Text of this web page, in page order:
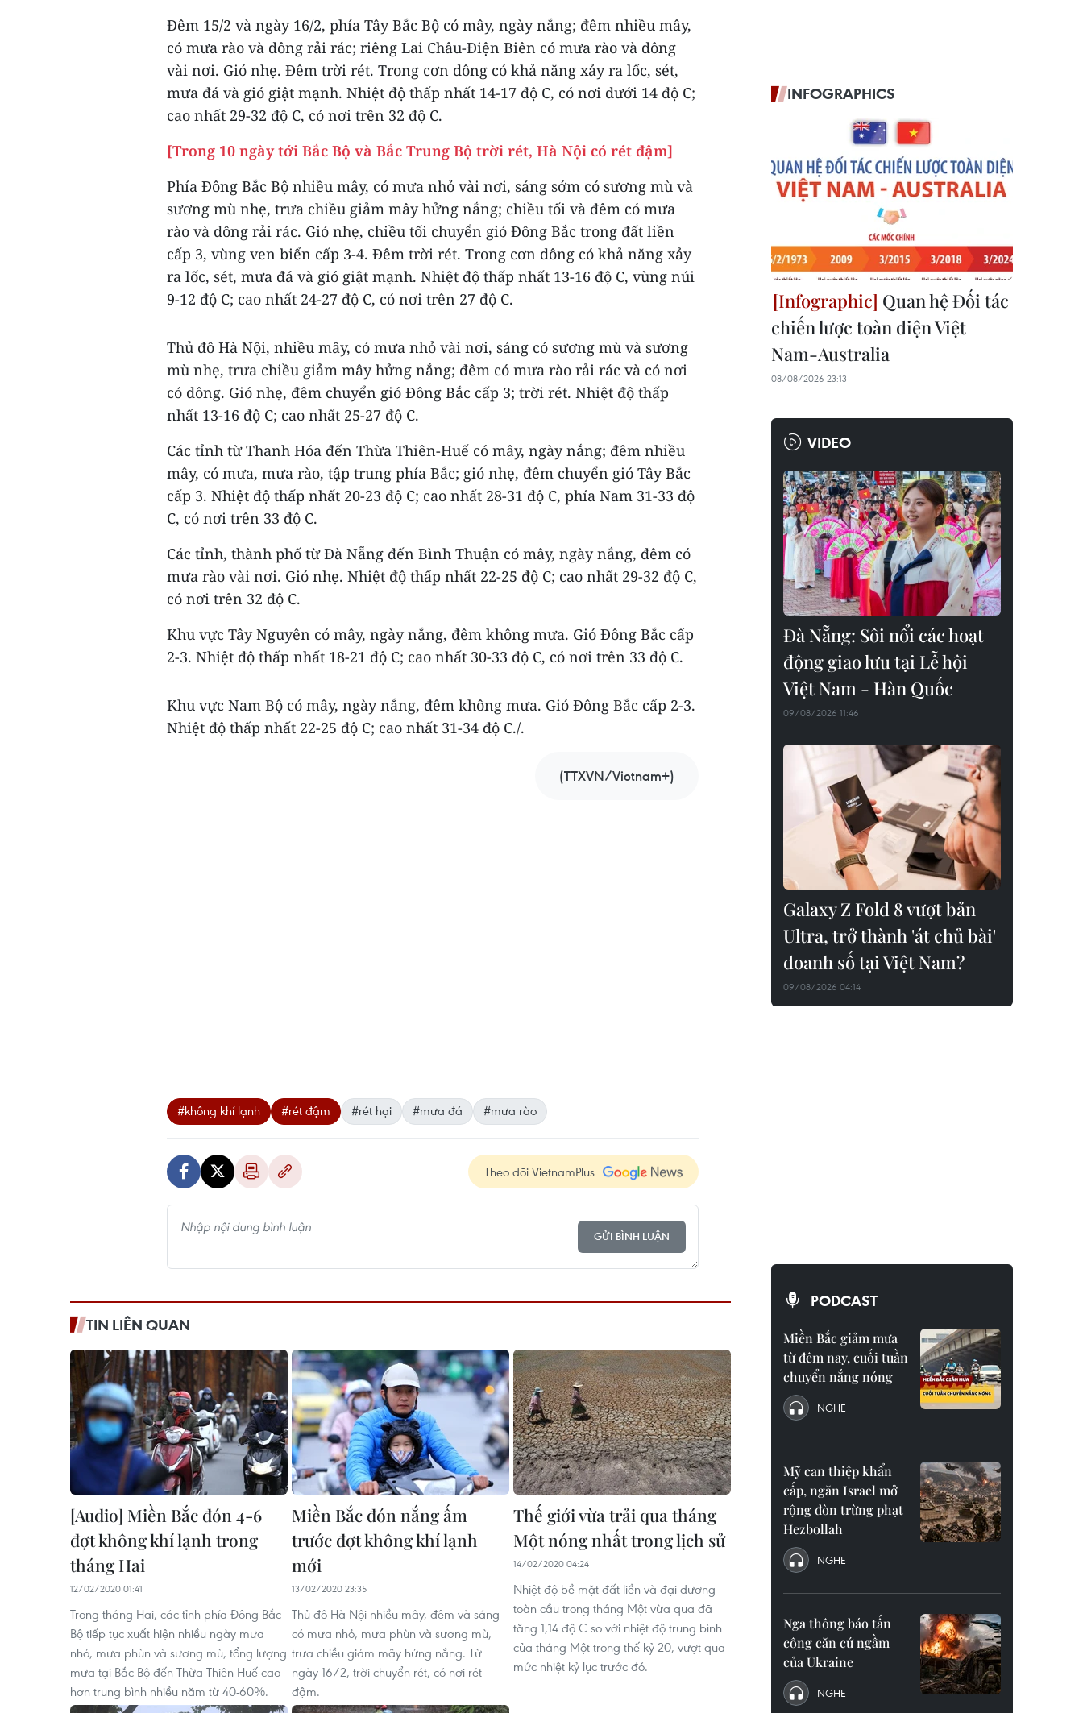
Đêm 15/2 và ngày 16/2, phía Tây Bắc Bộ có mây, ngày nắng; đêm nhiều mây,
có mưa rào và dông rải rác; riêng Lai Châu-Điện Biên có mưa rào và dông
vài nơi. Gió nhẹ. Đêm trời rét. Trong cơn dông có khả năng xảy ra lốc, sét,
mưa đá và gió giật mạnh. Nhiệt độ thấp nhất 14-17 độ C, có nơi dưới 14 độ C;
cao nhất 29-32 độ C, có nơi trên 32 độ C.
[Trong 10 ngày tới Bắc Bộ và Bắc Trung Bộ trời rét, Hà Nội có rét đậm]
Phía Đông Bắc Bộ nhiều mây, có mưa nhỏ vài nơi, sáng sớm có sương mù và
sương mù nhẹ, trưa chiều giảm mây hửng nắng; chiều tối và đêm có mưa
rào và dông rải rác. Gió nhẹ, chiều tối chuyển gió Đông Bắc trong đất liền
cấp 3, vùng ven biển cấp 3-4. Đêm trời rét. Trong cơn dông có khả năng xảy
ra lốc, sét, mưa đá và gió giật mạnh. Nhiệt độ thấp nhất 13-16 độ C, vùng núi
9-12 độ C; cao nhất 24-27 độ C, có nơi trên 27 độ C.
Thủ đô Hà Nội, nhiều mây, có mưa nhỏ vài nơi, sáng có sương mù và sương
mù nhẹ, trưa chiều giảm mây hửng nắng; đêm có mưa rào rải rác và có nơi
có dông. Gió nhẹ, đêm chuyển gió Đông Bắc cấp 3; trời rét. Nhiệt độ thấp
nhất 13-16 độ C; cao nhất 25-27 độ C.
Các tỉnh từ Thanh Hóa đến Thừa Thiên-Huế có mây, ngày nắng; đêm nhiều
mây, có mưa, mưa rào, tập trung phía Bắc; gió nhẹ, đêm chuyển gió Tây Bắc
cấp 3. Nhiệt độ thấp nhất 20-23 độ C; cao nhất 28-31 độ C, phía Nam 31-33 độ
C, có nơi trên 33 độ C.
Các tỉnh, thành phố từ Đà Nẵng đến Bình Thuận có mây, ngày nắng, đêm có
mưa rào vài nơi. Gió nhẹ. Nhiệt độ thấp nhất 22-25 độ C; cao nhất 29-32 độ C,
có nơi trên 32 độ C.
Khu vực Tây Nguyên có mây, ngày nắng, đêm không mưa. Gió Đông Bắc cấp
2-3. Nhiệt độ thấp nhất 18-21 độ C; cao nhất 30-33 độ C, có nơi trên 33 độ C.
Khu vực Nam Bộ có mây, ngày nắng, đêm không mưa. Gió Đông Bắc cấp 2-3.
Nhiệt độ thấp nhất 22-25 độ C; cao nhất 31-34 độ C./.
(TTXVN/Vietnam+)
#không khí lạnh #rét đậm #rét hại #mưa đá #mưa rào
Theo dõi VietnamPlus
GỬI BÌNH LUẬN
TIN LIÊN QUAN
[Audio] Miền Bắc đón 4-6
đợt không khí lạnh trong
tháng Hai
12/02/2020 01:41
Trong tháng Hai, các tỉnh phía Đông Bắc
Bộ tiếp tục xuất hiện nhiều ngày mưa
nhỏ, mưa phùn và sương mù, tổng lượng
mưa tại Bắc Bộ đến Thừa Thiên-Huế cao
hơn trung bình nhiều năm từ 40-60%.
Miền Bắc đón nắng ấm
trước đợt không khí lạnh
mới
13/02/2020 23:35
Thủ đô Hà Nội nhiều mây, đêm và sáng
có mưa nhỏ, mưa phùn và sương mù,
trưa chiều giảm mây hửng nắng. Từ
ngày 16/2, trời chuyển rét, có nơi rét
đậm.
Thế giới vừa trải qua tháng
Một nóng nhất trong lịch sử
14/02/2020 04:24
Nhiệt độ bề mặt đất liền và đại dương
toàn cầu trong tháng Một vừa qua đã
tăng 1,14 độ C so với nhiệt độ trung bình
của tháng Một trong thế kỷ 20, vượt qua
mức nhiệt kỷ lục trước đó.
INFOGRAPHICS
Quan hệ Đối tác
chiến lược toàn diện Việt
Nam-Australia
08/08/2026 23:13
VIDEO
Đà Nẵng: Sôi nổi các hoạt
động giao lưu tại Lễ hội
Việt Nam - Hàn Quốc
09/08/2026 11:46
Galaxy Z Fold 8 vượt bản
Ultra, trở thành 'át chủ bài'
doanh số tại Việt Nam?
09/08/2026 04:14
PODCAST
Miền Bắc giảm mưa
từ đêm nay, cuối tuần
chuyển nắng nóng
NGHE
Mỹ can thiệp khẩn
cấp, ngăn Israel mở
rộng đòn trừng phạt
Hezbollah
NGHE
Nga thông báo tấn
công căn cứ ngầm
của Ukraine
NGHE